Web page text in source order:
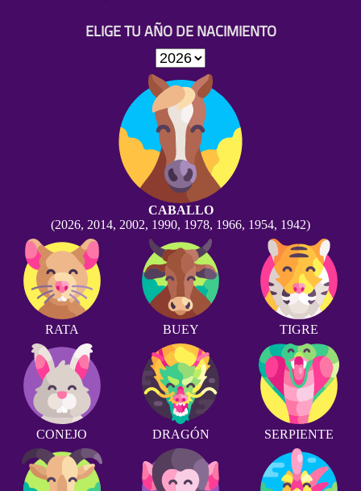
ELIGE TU AÑO DE NACIMIENTO
CABALLO
(2026, 2014, 2002, 1990, 1978, 1966, 1954, 1942)
RATA BUEY TIGRE
CONEJO DRAGÓN SERPIENTE